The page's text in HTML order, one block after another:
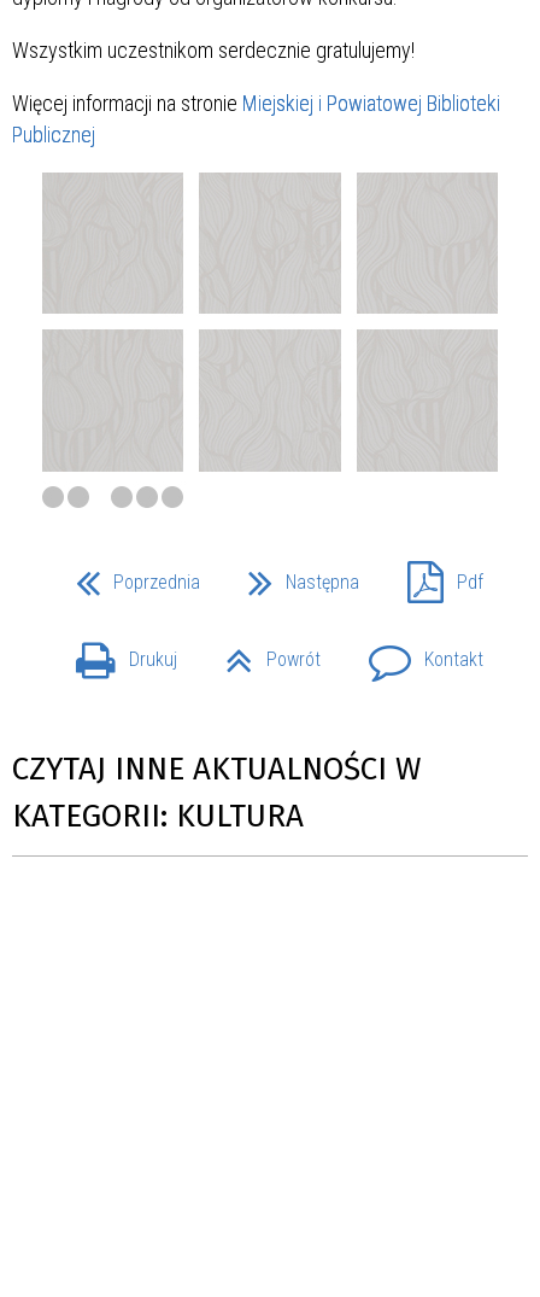
Wszystkim uczestnikom serdecznie gratulujemy!
Więcej informacji na stronie Miejskiej i Powiatowej Biblioteki
Publicznej
Poprzednia Następna Pdf
Drukuj Powrót Kontakt
CZYTAJ INNE AKTUALNOŚCI W
KATEGORII: KULTURA